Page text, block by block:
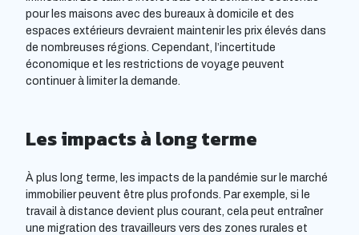
pour les maisons avec des bureaux à domicile et des
espaces extérieurs devraient maintenir les prix élevés dans
de nombreuses régions. Cependant, l’incertitude
économique et les restrictions de voyage peuvent
continuer à limiter la demande.
Les impacts à long terme
À plus long terme, les impacts de la pandémie sur le marché
immobilier peuvent être plus profonds. Par exemple, si le
travail à distance devient plus courant, cela peut entraîner
une migration des travailleurs vers des zones rurales et